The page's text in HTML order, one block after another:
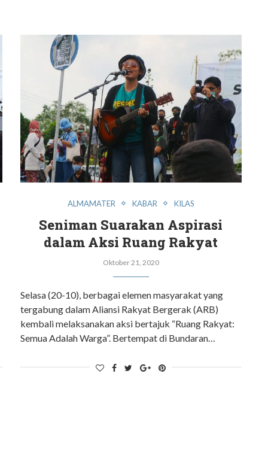
ALMAMATER KABAR KILAS
Seniman Suarakan Aspirasi
dalam Aksi Ruang Rakyat
Oktober 21, 2020
Selasa (20-10), berbagai elemen masyarakat yang
tergabung dalam Aliansi Rakyat Bergerak (ARB)
kembali melaksanakan aksi bertajuk “Ruang Rakyat:
Semua Adalah Warga”. Bertempat di Bundaran…